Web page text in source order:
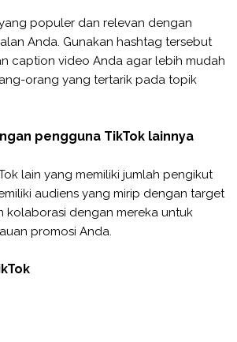
populer dan relevan dengan
Anda. Gunakan hashtag tersebut
caption video Anda agar lebih mudah
orang yang tertarik pada topik
pengguna TikTok lainnya
lain yang memiliki jumlah pengikut
audiens yang mirip dengan target
kolaborasi dengan mereka untuk
promosi Anda.